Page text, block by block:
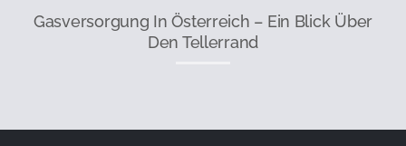
Gasversorgung In Österreich – Ein Blick Über
Den Tellerrand